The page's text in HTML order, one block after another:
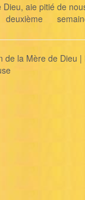
aie pitié de
deuxième
de la Mère de Dieu |